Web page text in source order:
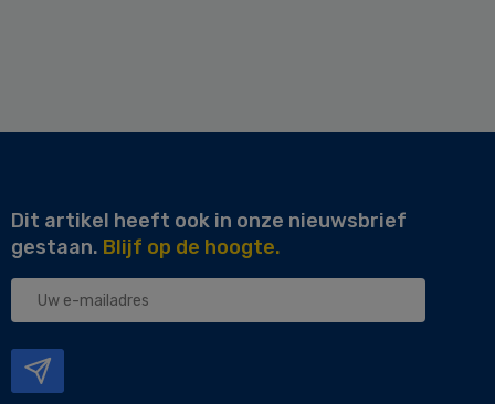
Dit artikel heeft ook in onze nieuwsbrief
gestaan. Blijf op de hoogte.
Uw